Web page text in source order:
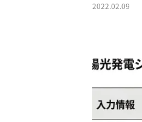
2022.02.09